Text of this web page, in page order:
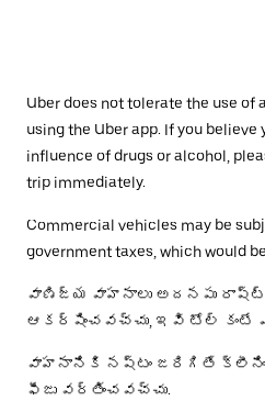
Uber does not tolerate the use of
using the Uber app. If you believe
influence of drugs or alcohol,
trip immediately.
Commercial vehicles may be
government taxes, which would
వాణిజ్య వాహనాలు అదనపు
ఆకర్షించవచ్చు, ఇవి టోల్ కంటే
వాహనానికి నష్టం జరిగితే
ఫీజు వర్తించవచ్చు.